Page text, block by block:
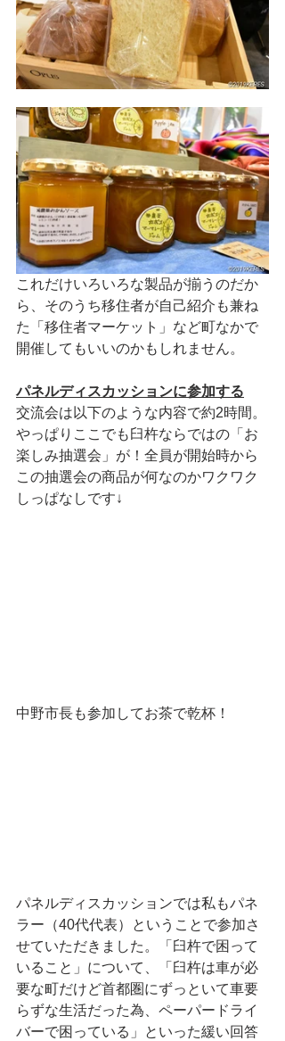
これだけいろいろな製品が揃うのだか
ら、そのうち移住者が自己紹介も兼ね
た「移住者マーケット」など町なかで
開催してもいいのかもしれません。
パネルディスカッションに参加する
交流会は以下のような内容で約2時間。
やっぱりここでも臼杵ならではの「お
楽しみ抽選会」が！全員が開始時から
この抽選会の商品が何なのかワクワク
しっぱなしです↓
中野市長も参加してお茶で乾杯！
パネルディスカッションでは私もパネ
ラー（40代代表）ということで参加さ
せていただきました。「臼杵で困って
いること」について、「臼杵は車が必
要な町だけど首都圏にずっといて車要
らずな生活だった為、ペーパードライ
バーで困っている」といった緩い回答